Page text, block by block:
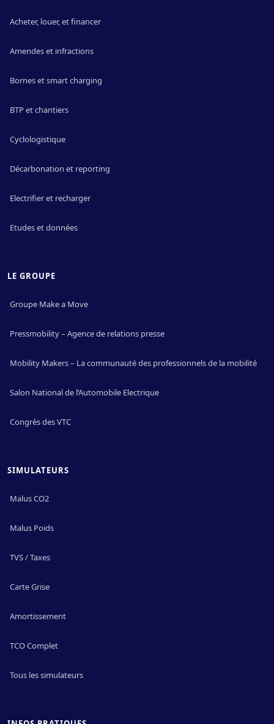
Acheter, louer, et financer
Amendes et infractions
Bornes et smart charging
BTP et chantiers
Cyclologistique
Décarbonation et reporting
Electrifier et recharger
Etudes et données
LE GROUPE
Groupe Make a Move
Pressmobility – Agence de relations presse
Mobility Makers – La communauté des professionnels de la mobilité
Salon National de l’Automobile Electrique
Congrès des VTC
SIMULATEURS
Malus CO2
Malus Poids
TVS / Taxes
Carte Grise
Amortissement
TCO Complet
Tous les simulateurs